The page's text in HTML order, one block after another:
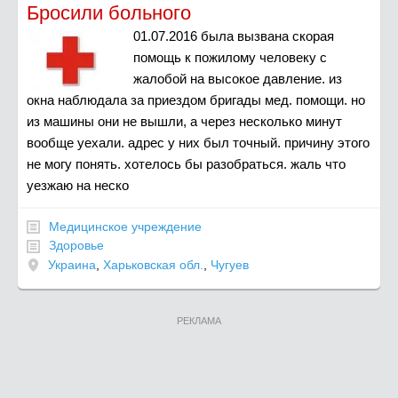
Бросили больного
01.07.2016 была вызвана скорая
помощь к пожилому человеку с
жалобой на высокое давление. из
окна наблюдала за приездом бригады мед. помощи. но
из машины они не вышли, а через несколько минут
вообще уехали. адрес у них был точный. причину этого
не могу понять. хотелось бы разобраться. жаль что
уезжаю на неско
Медицинское учреждение
Здоровье
Украина Харьковская обл. Чугуев
РЕКЛАМА